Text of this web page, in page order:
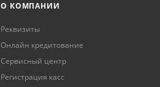
О КОМПАНИИ
Реквизиты
Онлайн кредитование
Сервисный центр
Регистрация касс